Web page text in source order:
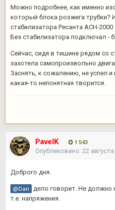
Можно подробнее, как именно
который блока розжига
стабилизатора Ресанта ACH-
Без стабилизатора подключал -
Сейчас, сидя в тишине рядом со
захотела самопроизвольно
Заснять, к сожалению, не успел
какая-то непонятная творится.
PavelK 1 543
Опубликовано: 22 августа
Доброго дня.
@Dan
дело говорит. Не должно
т.е. напряжения.